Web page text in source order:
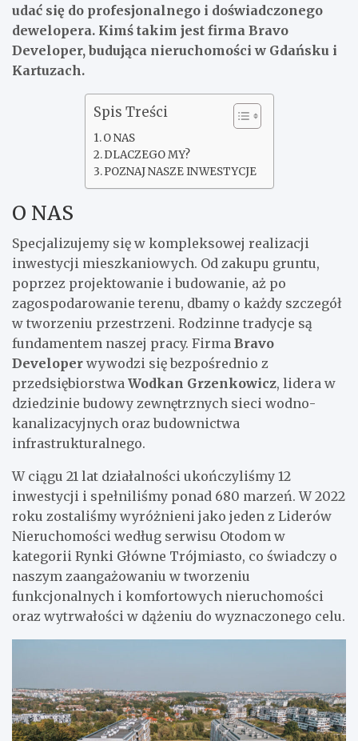
udać się do profesjonalnego i doświadczonego
dewelopera. Kimś takim jest firma Bravo
Developer, budująca nieruchomości w Gdańsku i
Kartuzach.
Spis Treści
O NAS
DLACZEGO MY?
POZNAJ NASZE INWESTYCJE
O NAS
Specjalizujemy się w kompleksowej realizacji
inwestycji mieszkaniowych. Od zakupu gruntu,
poprzez projektowanie i budowanie, aż po
zagospodarowanie terenu, dbamy o każdy szczegół
w tworzeniu przestrzeni. Rodzinne tradycje są
fundamentem naszej pracy. Firma Bravo
Developer wywodzi się bezpośrednio z
przedsiębiorstwa Wodkan Grzenkowicz, lidera w
dziedzinie budowy zewnętrznych sieci wodno-
kanalizacyjnych oraz budownictwa
infrastrukturalnego.
W ciągu 21 lat działalności ukończyliśmy 12
inwestycji i spełniliśmy ponad 680 marzeń. W 2022
roku zostaliśmy wyróżnieni jako jeden z Liderów
Nieruchomości według serwisu Otodom w
kategorii Rynki Główne Trójmiasto, co świadczy o
naszym zaangażowaniu w tworzeniu
funkcjonalnych i komfortowych nieruchomości
oraz wytrwałości w dążeniu do wyznaczonego celu.